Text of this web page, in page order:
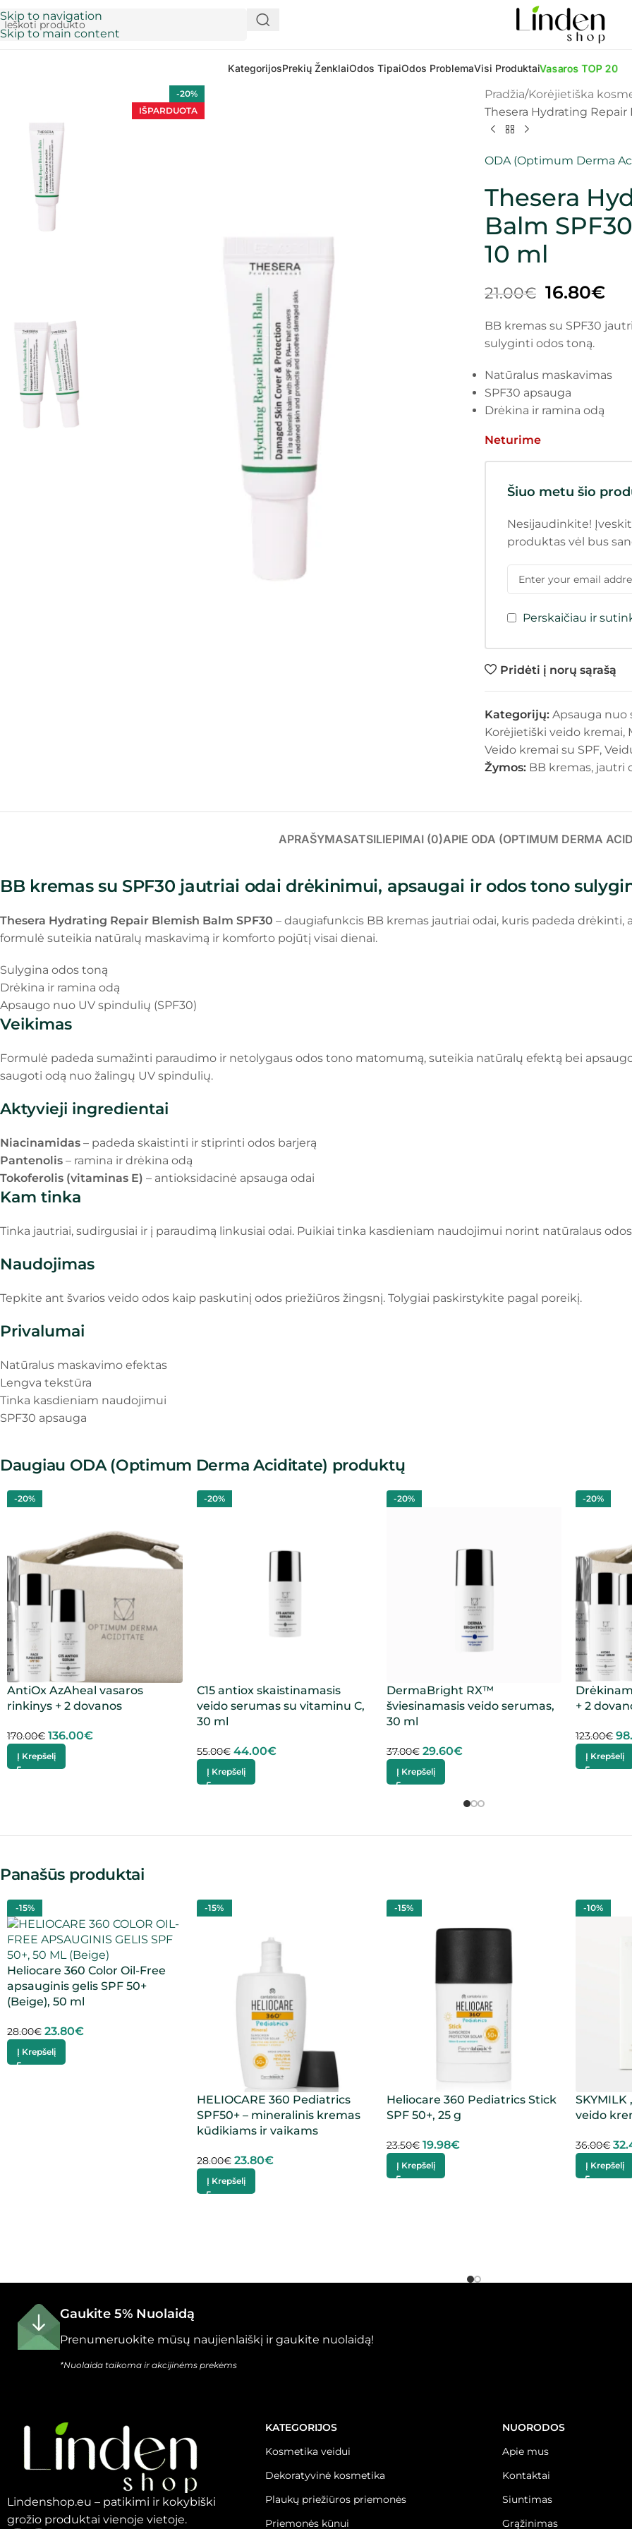
Skip to navigation
Skip to main content
KategorijosPrekių ŽenklaiOdos TipaiOdos ProblemaVisi ProduktaiVasaros TOP 20
-20%
IŠPARDUOTA
Pradžia Korėjietiška
Thesera Hydrating Repair
ODA (Optimum Derma
Thesera
Balm
10 ml
21.00€ 16.80€
BB kremas su SPF30
sulyginti odos toną.
Natūralus maskavimas
SPF30 apsauga
Drėkina ir ramina odą
Neturime
Šiuo metu šio
Nesijaudinkite!
produktas vėl bus
Perskaičiau ir
Pridėti į norų sąrašą
Kategorijų: Apsauga nuo
Korėjietiški veido kremai,
Veido kremai su SPF,
Žymos: BB kremas, jautri
APRAŠYMASATSILIEPIMAI (0)APIE ODA (OPTIMUM DERMA
BB kremas su SPF30 jautriai odai drėkinimui, apsaugai ir odos tono
Thesera Hydrating Repair Blemish Balm SPF30 – daugiafunkcis BB kremas jautriai odai, kuris padeda
formulė suteikia natūralų maskavimą ir komforto pojūtį visai dienai.
Sulygina odos toną
Drėkina ir ramina odą
Apsaugo nuo UV spindulių (SPF30)
Veikimas
Formulė padeda sumažinti paraudimo ir netolygaus odos tono matomumą, suteikia natūralų efektą bei
saugoti odą nuo žalingų UV spindulių.
Aktyvieji ingredientai
Niacinamidas – padeda skaistinti ir stiprinti odos barjerą
Pantenolis – ramina ir drėkina odą
Tokoferolis (vitaminas E) – antioksidacinė apsauga odai
Kam tinka
Tinka jautriai, sudirgusiai ir į paraudimą linkusiai odai. Puikiai tinka kasdieniam naudojimui norint natūralaus
Naudojimas
Tepkite ant švarios veido odos kaip paskutinį odos priežiūros žingsnį. Tolygiai paskirstykite pagal poreikį.
Privalumai
Natūralus maskavimo efektas
Lengva tekstūra
Tinka kasdieniam naudojimui
SPF30 apsauga
Daugiau ODA (Optimum Derma Aciditate) produktų
-20%
AntiOx AzAheal vasaros
rinkinys + 2 dovanos
170.00€ 136.00€
Į Krepšelį
-20%
C15 antiox skaistinamasis
veido serumas su vitaminu C,
30 ml
55.00€ 44.00€
Į Krepšelį
-20%
DermaBright RX™
šviesinamasis veido serumas,
30 ml
37.00€ 29.60€
Į Krepšelį
-20%
+ 2
123.00€
Į Krepšelį
Panašūs produktai
-15%
Heliocare 360 Color Oil-Free
apsauginis gelis SPF 50+
(Beige), 50 ml
28.00€ 23.80€
Į Krepšelį
-15%
HELIOCARE 360 Pediatrics
SPF50+ – mineralinis kremas
kūdikiams ir vaikams
28.00€ 23.80€
Į Krepšelį
-15%
Heliocare 360 Pediatrics Stick
SPF 50+, 25 g
23.50€ 19.98€
Į Krepšelį
-10%
veido
36.00€
Į Krepšelį
Gaukite 5% Nuolaidą
Prenumeruokite mūsų naujienlaiškį ir gaukite nuolaidą!
*Nuolaida taikoma ir akcijinėms prekėms
Lindenshop.eu – patikimi ir kokybiški
grožio produktai vienoje vietoje.
KATEGORIJOS
Kosmetika veidui
Dekoratyvinė kosmetika
Plaukų priežiūros priemonės
Priemonės kūnui
NUORODOS
Apie mus
Kontaktai
Siuntimas
Grąžinimas